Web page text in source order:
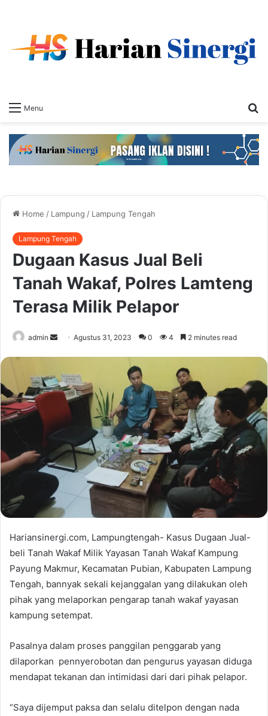
Menu
Home / Lampung / Lampung Tengah
Lampung Tengah
Dugaan Kasus Jual Beli
Tanah Wakaf, Polres Lamteng
Terasa Milik Pelapor
admin
SendAgustus 31, 2023 0 4 2 minutes read
Hariansinergi.com, Lampungtengah- Kasus Dugaan Jual-
beli Tanah Wakaf Milik Yayasan Tanah Wakaf Kampung
Payung Makmur, Kecamatan Pubian, Kabupaten Lampung
Tengah, bannyak sekali kejanggalan yang dilakukan oleh
pihak yang melaporkan pengarap tanah wakaf yayasan
kampung setempat.
Pasalnya dalam proses panggilan penggarab yang
dilaporkan pennyerobotan dan pengurus yayasan diduga
mendapat tekanan dan intimidasi dari dari pihak pelapor.
“Saya dijemput paksa dan selalu ditelpon dengan nada